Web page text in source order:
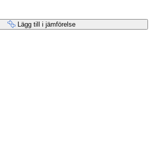
Lägg till i jämförelse